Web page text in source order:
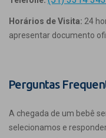
Horários de Visita: 24
apresentar documento
Perguntas
A chegada de um bebê
selecionamos e